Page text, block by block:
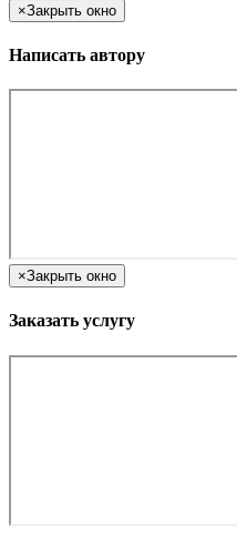
×Закрыть окно
Написать автору
×Закрыть окно
Заказать услугу